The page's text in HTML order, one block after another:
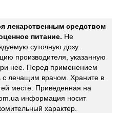
лекарственным средством
питание. Не
суточную дозу.
производителя, указанную
нее. Перед применением
с лечащим врачом. Храните в
месте. Приведенная на
информация носит
характер.